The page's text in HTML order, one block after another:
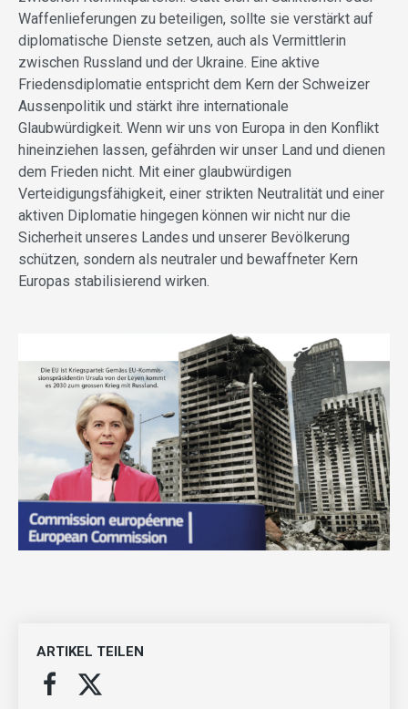
Waffenlieferungen zu beteiligen, sollte sie verstärkt auf
diplomatische Dienste setzen, auch als Vermittlerin
zwischen Russland und der Ukraine. Eine aktive
Friedensdiplomatie entspricht dem Kern der Schweizer
Aussenpolitik und stärkt ihre internationale
Glaubwürdigkeit. Wenn wir uns von Europa in den Konflikt
hineinziehen lassen, gefährden wir unser Land und dienen
dem Frieden nicht. Mit einer glaubwürdigen
Verteidigungsfähigkeit, einer strikten Neutralität und einer
aktiven Diplomatie hingegen können wir nicht nur die
Sicherheit unseres Landes und unserer Bevölkerung
schützen, sondern als neutraler und bewaffneter Kern
Europas stabilisierend wirken.
ARTIKEL TEILEN